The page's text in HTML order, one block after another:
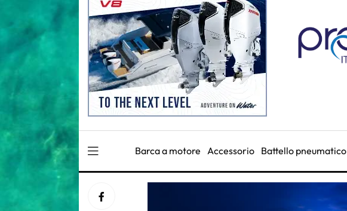
Barca a motore Accessorio Battello pneumatico